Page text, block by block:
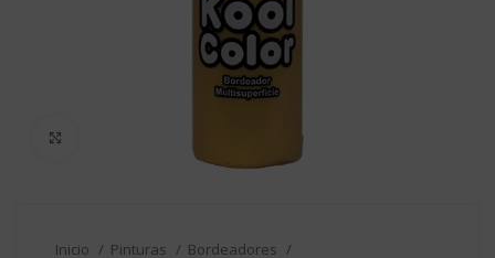
Inicio Pinturas
Bordeadores